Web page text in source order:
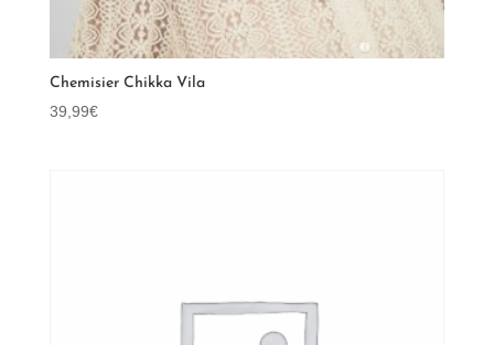
Chemisier Chikka Vila
39,99€